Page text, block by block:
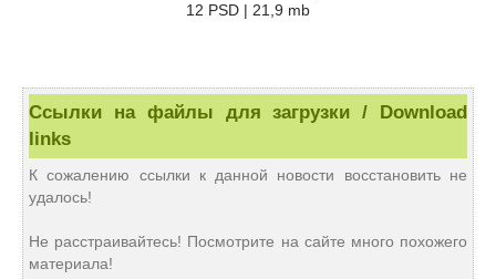
12 PSD | 21,9 mb
Ссылки на файлы для загрузки / Download
links
К сожалению ссылки к данной новости восстановить не
удалось!
Не расстраивайтесь! Посмотрите на сайте много похожего
материала!